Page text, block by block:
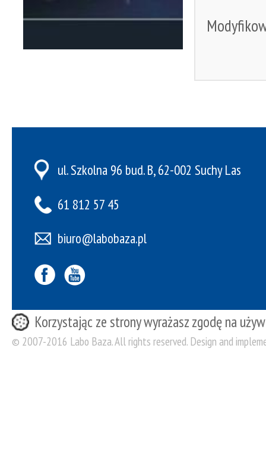
ul. Szkolna 96 bud. B, 62-002 Suchy Las
61 812 57 45
biuro@labobaza.pl
Korzystając ze strony wyrażasz zgodę na
© 2007-2016 Labo Baza. All rights reserved. Design and